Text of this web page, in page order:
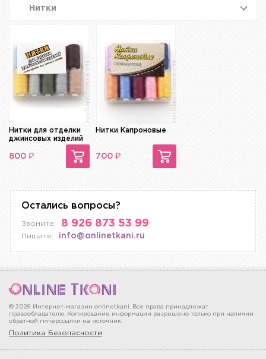
Нитки
Нитки для отделки
джинсовых изделий
800 ₽
Нитки Капроновые
700 ₽
Остались вопросы?
Звоните: 8 926 873 53 99
Пишите: info@onlinetkani.ru
© 2026 Интернет-магазин onlinetkani. Все права принадлежат
правообладателю. Копирование информации разрешено только при наличии
обратной гиперссылки на источник.
Политика Безопасности